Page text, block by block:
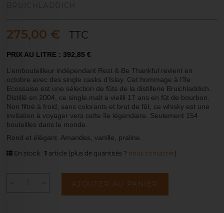
275,00 € TTC
PRIX AU LITRE : 392,85 €
L’embouteilleur indépendant Rest & Be Thankful revient en
octobre avec des single casks d’Islay. Cet hommage à l’île
Ecossaise est une sélection de fûts de la distillerie Bruichladdich.
Distillé en 2004, ce single malt a vieilli 17 ans en fût de bourbon.
Non filtré à froid, sans colorants et brut de fût, ce whisky est une
invitation à voyager vers cette île légendaire. Seulement 154
bouteilles dans le monde.
Rond et élégant. Amandes, vanille, praline.
En stock : 1 article(plus de quantités ? nous contacter)
AJOUTER AU PANIER